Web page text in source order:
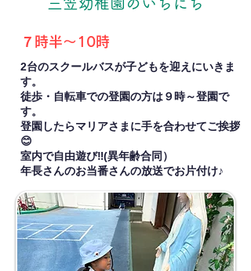
三笠幼稚園のいちにち
７時半〜10時
2台のスクールバスが子どもを迎えにいきま
す。
​徒歩・自転車での登園の方は９時～登園で
す。
登園したらマリアさまに手を合わせてご挨拶
😊
室内で自由遊び‼(異年齢合同）
年長さんのお当番さんの放送でお片付け♪